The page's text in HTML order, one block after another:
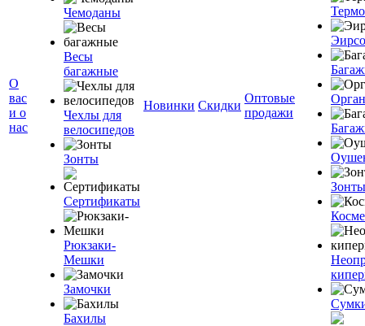
О
вас
и о
нас
Чемоданы
Весы
багажные
Чехлы для
велосипедов
Зонты
Сертификаты
Рюкзаки-
Мешки
Замочки
Бахилы
Новинки Скидки
Оптовые
продажи
Зонты